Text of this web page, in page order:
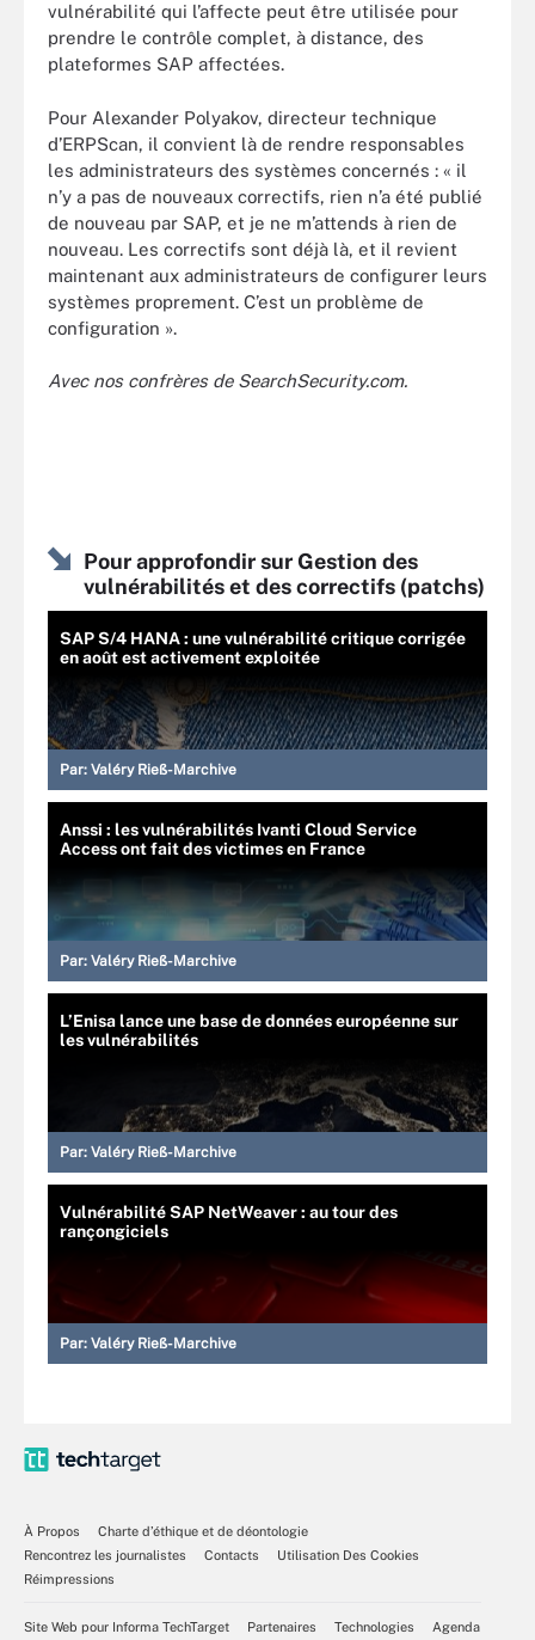
vulnérabilité qui l’affecte peut être utilisée pour
prendre le contrôle complet, à distance, des
plateformes SAP affectées.
Pour Alexander Polyakov, directeur technique
d’ERPScan, il convient là de rendre responsables
les administrateurs des systèmes concernés : « il
n’y a pas de nouveaux correctifs, rien n’a été publié
de nouveau par SAP, et je ne m’attends à rien de
nouveau. Les correctifs sont déjà là, et il revient
maintenant aux administrateurs de configurer leurs
systèmes proprement. C’est un problème de
configuration ».
Avec nos confrères de SearchSecurity.com.
Pour approfondir sur Gestion des
vulnérabilités et des correctifs (patchs)
SAP S/4 HANA : une vulnérabilité critique corrigée
en août est activement exploitée
Par: Valéry Rieß-Marchive
Anssi : les vulnérabilités Ivanti Cloud Service
Access ont fait des victimes en France
Par: Valéry Rieß-Marchive
L’Enisa lance une base de données européenne sur
les vulnérabilités
Par: Valéry Rieß-Marchive
Vulnérabilité SAP NetWeaver : au tour des
rançongiciels
Par: Valéry Rieß-Marchive
À Propos
Charte d’éthique et de déontologie
Rencontrez les journalistes
Contacts
Utilisation Des Cookies
Réimpressions
Site Web pour Informa TechTarget Partenaires Technologies Agenda